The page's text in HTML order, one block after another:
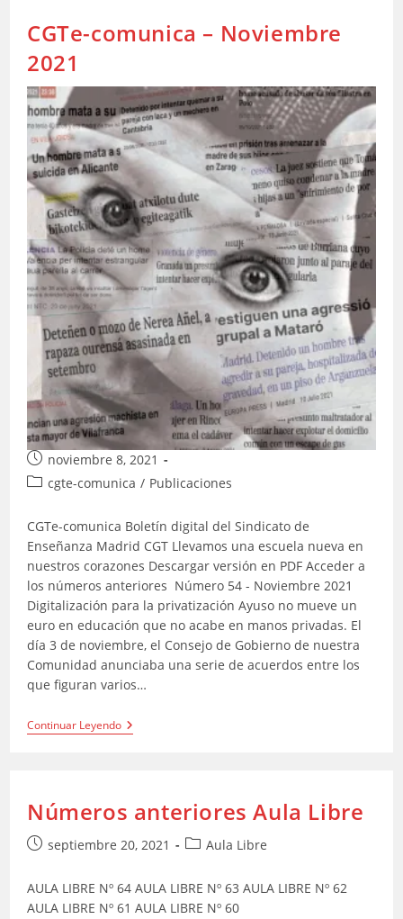
CGTe-comunica – Noviembre
2021
Publicación
de
noviembre 8, 2021
Categoría
la
entrada:
cgte-comunica / Publicaciones
CGTe-comunica Boletín digital del Sindicato de
Enseñanza Madrid CGT Llevamos una escuela nueva en
nuestros corazones Descargar versión en PDF Acceder a
los números anteriores Número 54 - Noviembre 2021
Digitalización para la privatización Ayuso no mueve un
euro en educación que no acabe en manos privadas. El
día 3 de noviembre, el Consejo de Gobierno de nuestra
Comunidad anunciaba una serie de acuerdos entre los
que figuran varios…
Continuar LeyendoCGTe-
Comunica
Números anteriores Aula Libre
Publicación
la
entrada:
septiembre 20, 2021
Categoría
la
entrada:
Aula Libre
AULA LIBRE Nº 64 AULA LIBRE Nº 63 AULA LIBRE Nº 62
AULA LIBRE Nº 61 AULA LIBRE Nº 60